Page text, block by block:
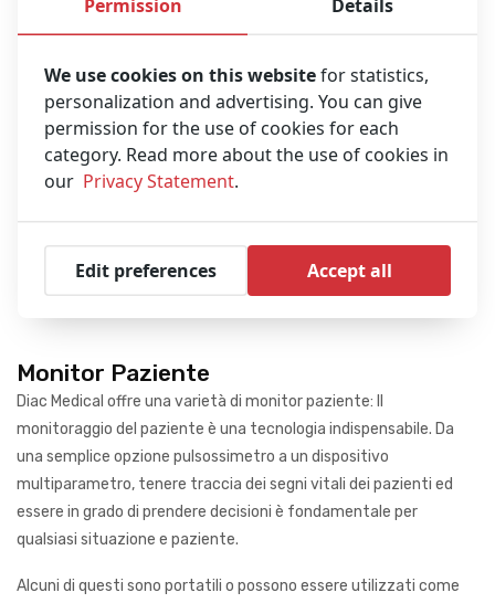
Monitor Paziente
Diac Medical offre una varietà di monitor paziente: Il
monitoraggio del paziente è una tecnologia indispensabile. Da
una semplice opzione pulsossimetro a un dispositivo
multiparametro, tenere traccia dei segni vitali dei pazienti ed
essere in grado di prendere decisioni è fondamentale per
qualsiasi situazione e paziente.
Alcuni di questi sono portatili o possono essere utilizzati come
Permission Details
We use cookies on this websitefor statistics,
personalization and advertising. You can give
permission for the use of cookies for each
category. Read more about the use of cookies in
our Privacy Statement.
Edit preferences Accept all